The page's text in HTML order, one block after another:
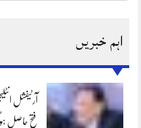
اہم خبریں
آرٹیفشل